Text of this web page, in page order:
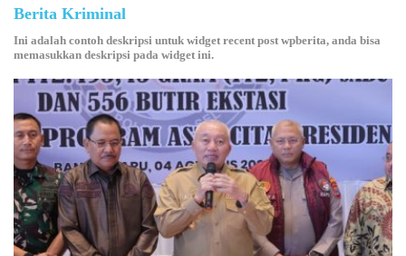
Berita Kriminal
Ini adalah contoh deskripsi untuk widget recent post wpberita, anda bisa
memasukkan deskripsi pada widget ini.